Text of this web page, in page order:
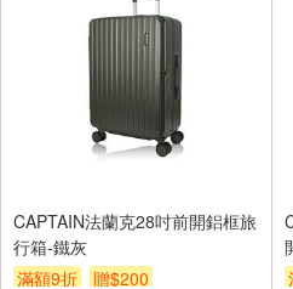
CAPTAIN法蘭克28吋前開鋁框旅
行箱-鐵灰
滿額9折
贈$200